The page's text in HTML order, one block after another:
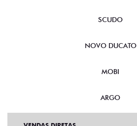
SCUDO
NOVO DUCATO
MOBI
ARGO